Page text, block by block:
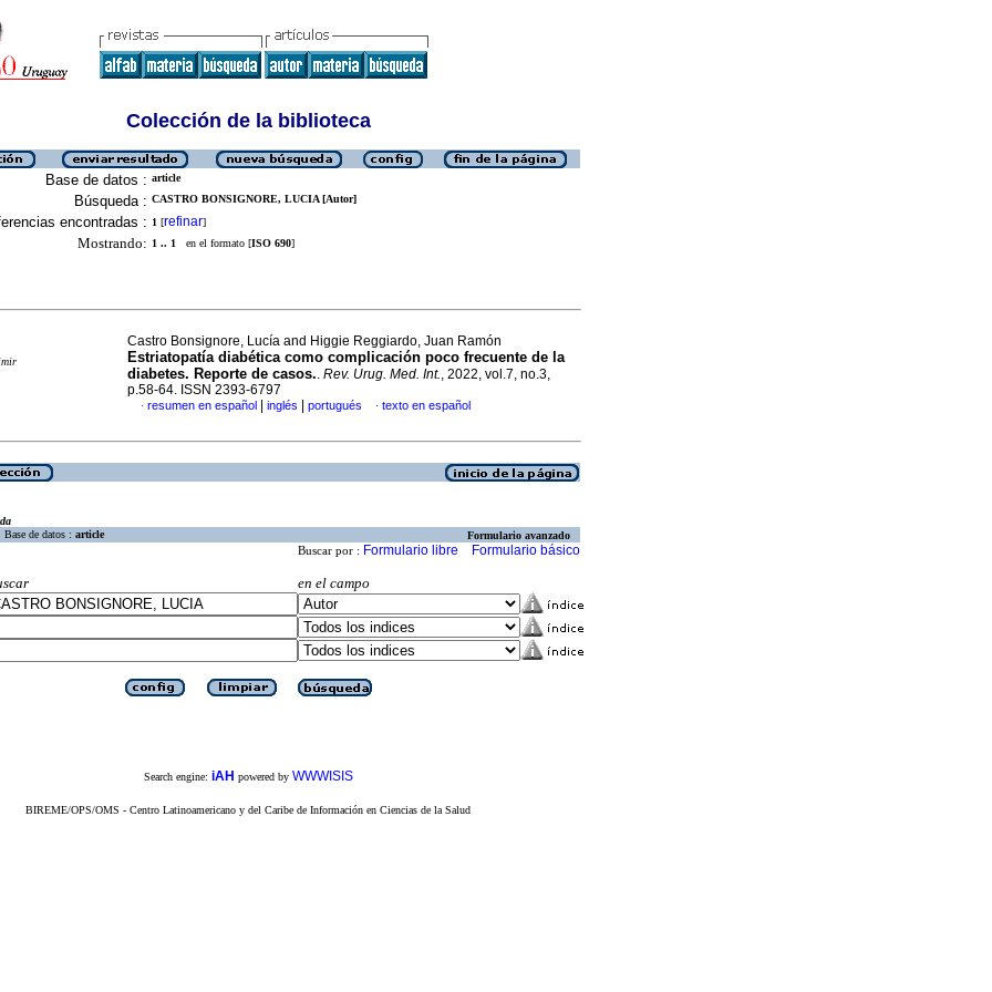
Colección de la biblioteca
Base de datos : article
Búsqueda : CASTRO BONSIGNORE, LUCIA [Autor]
encontradas : 1 [refinar]
Mostrando: 1 .. 1 en el formato [ISO 690]
Castro Bonsignore, Lucía and Higgie Reggiardo, Juan Ramón
Estriatopatía diabética como complicación poco frecuente de la
diabetes. Reporte de casos.. Rev. Urug. Med. Int., 2022, vol.7, no.3,
p.58-64. ISSN 2393-6797
· resumen en español inglés portugués · texto en español
Base de datos : article Formulario avanzado
Buscar por : Formulario libre Formulario básico
en el campo
Search engine: iAH powered by WWWISIS
BIREME/OPS/OMS - Centro Latinoamericano y del Caribe de Información en Ciencias de la Salud